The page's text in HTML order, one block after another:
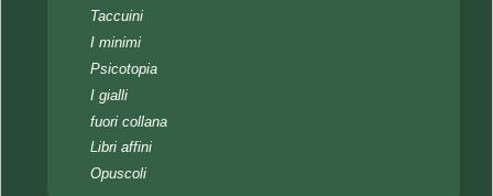
Taccuini
I minimi
Psicotopia
I gialli
fuori collana
Libri affini
Opuscoli